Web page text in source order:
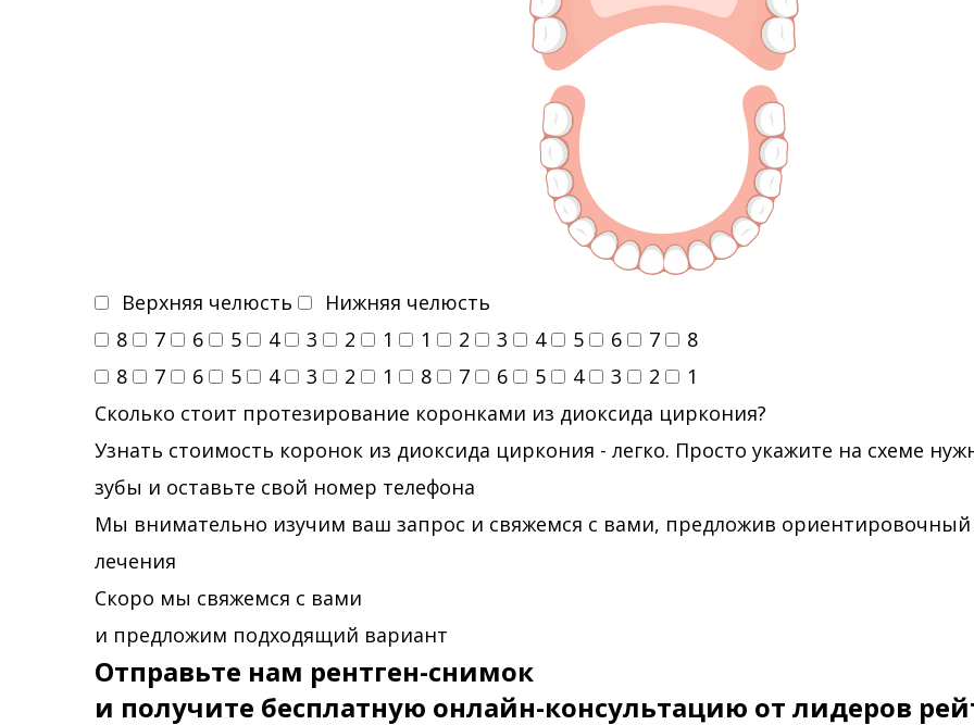
Верхняя челюсть
Нижняя челюсть
8
7 6 5 4 3 2 1 1 2 3 4 5 6 7
8
8
7 6 5 4 3 2 1 8 7 6 5 4 3 2
1
Сколько стоит протезирование коронками из диоксида циркония?
Узнать стоимость коронок из диоксида циркония - легко. Просто укажите на схеме
зубы и оставьте свой номер телефона
Мы внимательно изучим ваш запрос и свяжемся с вами, предложив
лечения
Скоро мы свяжемся с вами
и предложим подходящий вариант
Отправьте нам рентген-снимок
и получите бесплатную онлайн-консультацию от лидеров